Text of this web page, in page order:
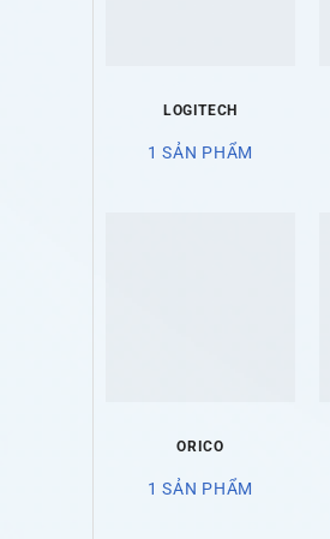
LOGITECH
1 SẢN PHẨM
ORICO
1 SẢN PHẨM